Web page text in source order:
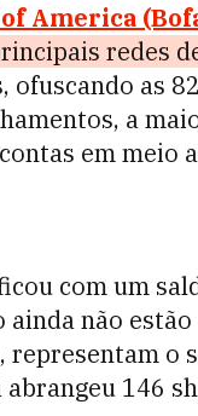
America
redes
as
a
em meio a
com um
ainda não
o
146